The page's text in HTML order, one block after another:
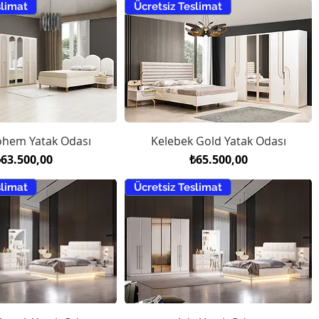
Yatak Odası
Ücretsiz Teslimat
Kelebek Gold Yatak Odası
Fiyat
₺65.500,00
Ücretsiz Teslimat